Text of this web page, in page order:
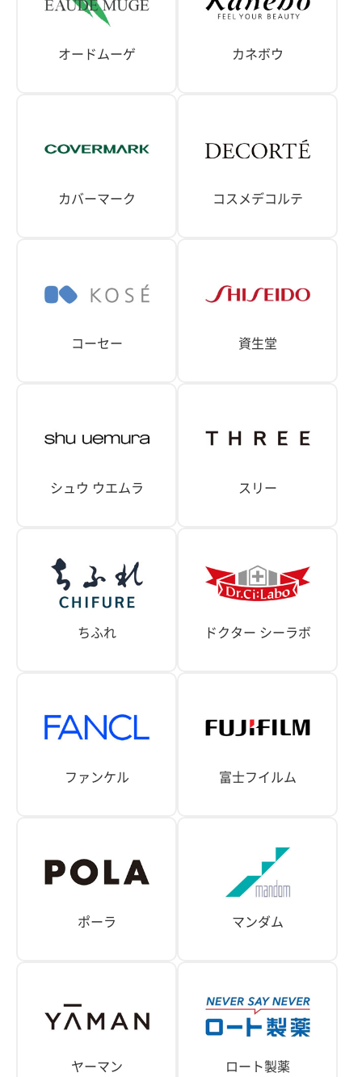
オードムーゲ カネボウ
カバーマーク コスメデコルテ
コーセー 資生堂
シュウ ウエムラ スリー
ちふれ ドクター シーラボ
ファンケル 富士フイルム
ポーラ マンダム
ヤーマン ロート製薬